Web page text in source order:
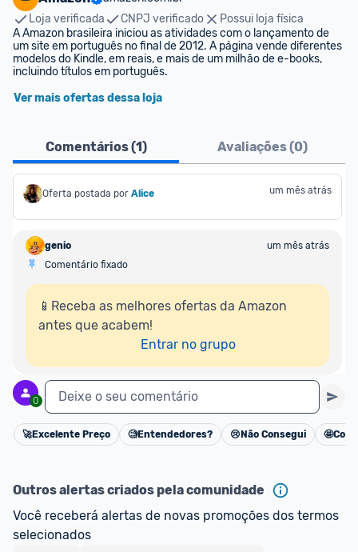
Loja verificada
CNPJ verificado
Possui loja física
A Amazon brasileira iniciou as atividades com o lançamento de
um site em português no final de 2012. A página vende diferentes
modelos do Kindle, em reais, e mais de um milhão de e-books,
incluindo títulos em português.
Ver mais ofertas dessa loja
Comentários (1) Avaliações (0)
Oferta postada por Alice um mês atrás
genio
um mês atrás
Comentário fixado
📱Receba as melhores ofertas da Amazon
antes que acabem!
Entrar no grupo
0 Deixe o seu comentário
Cancelar
🚀Excelente Preço 🧐Entendedores? 😢 Não Consegui 🤩
Outros alertas criados pela comunidade
Você receberá alertas de novas promoções dos termos
selecionados